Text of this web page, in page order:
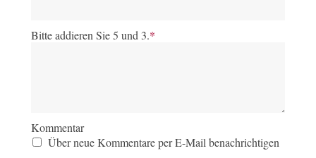
Bitte addieren Sie 5 und 3.*
Kommentar
Über neue Kommentare per E-Mail benachrichtigen